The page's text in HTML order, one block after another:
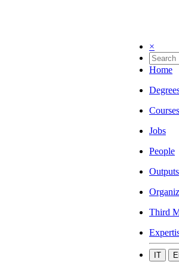
×
Home
Courses
Jobs
People
Outputs
Third
IT